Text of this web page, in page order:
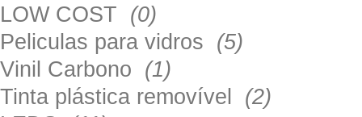
LOW COST (0)
Peliculas para vidros (5)
Vinil Carbono (1)
Tinta plástica removível (2)